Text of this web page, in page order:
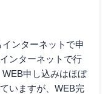
ンターネットで申
ンターネットで行
申し込みはほぼ
いますが、WEB完